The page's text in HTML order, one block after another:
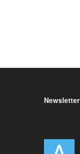
Newsletter